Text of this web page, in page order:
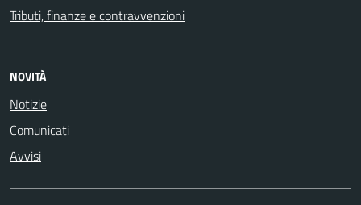
Tributi, finanze e contravvenzioni
NOVITÀ
Notizie
Comunicati
Avvisi